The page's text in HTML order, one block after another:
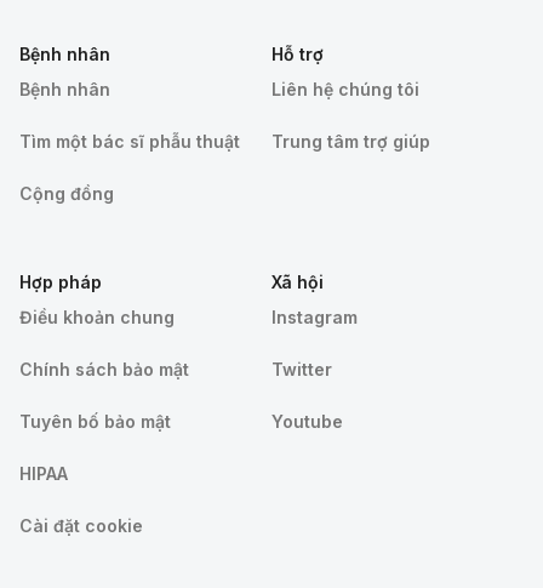
Bệnh nhân
Bệnh nhân
Tìm một bác sĩ phẫu thuật
Cộng đồng
Hỗ trợ
Liên hệ chúng tôi
Trung tâm trợ giúp
Hợp pháp
Điều khoản chung
Chính sách bảo mật
Tuyên bố bảo mật
HIPAA
Cài đặt cookie
Xã hội
Instagram
Twitter
Youtube